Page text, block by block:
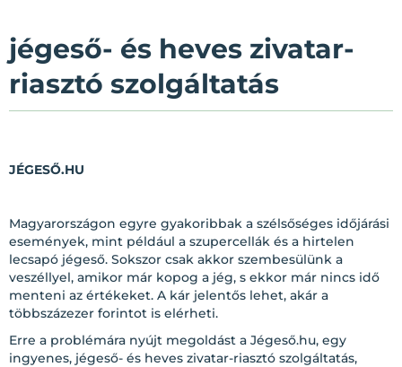
jégeső- és heves zivatar-
riasztó szolgáltatás
JÉGESŐ.HU
Magyarországon egyre gyakoribbak a szélsőséges időjárási
események, mint például a szupercellák és a hirtelen
lecsapó jégeső. Sokszor csak akkor szembesülünk a
veszéllyel, amikor már kopog a jég, s ekkor már nincs idő
menteni az értékeket. A kár jelentős lehet, akár a
többszázezer forintot is elérheti.
Erre a problémára nyújt megoldást a Jégeső.hu, egy
ingyenes, jégeső- és heves zivatar-riasztó szolgáltatás,